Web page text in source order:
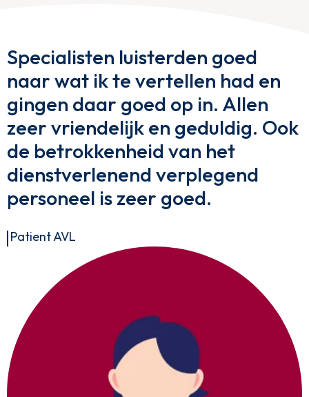
Specialisten luisterden goed
naar wat ik te vertellen had en
gingen daar goed op in. Allen
zeer vriendelijk en geduldig. Ook
de betrokkenheid van het
dienstverlenend verplegend
personeel is zeer goed.
Patient AVL